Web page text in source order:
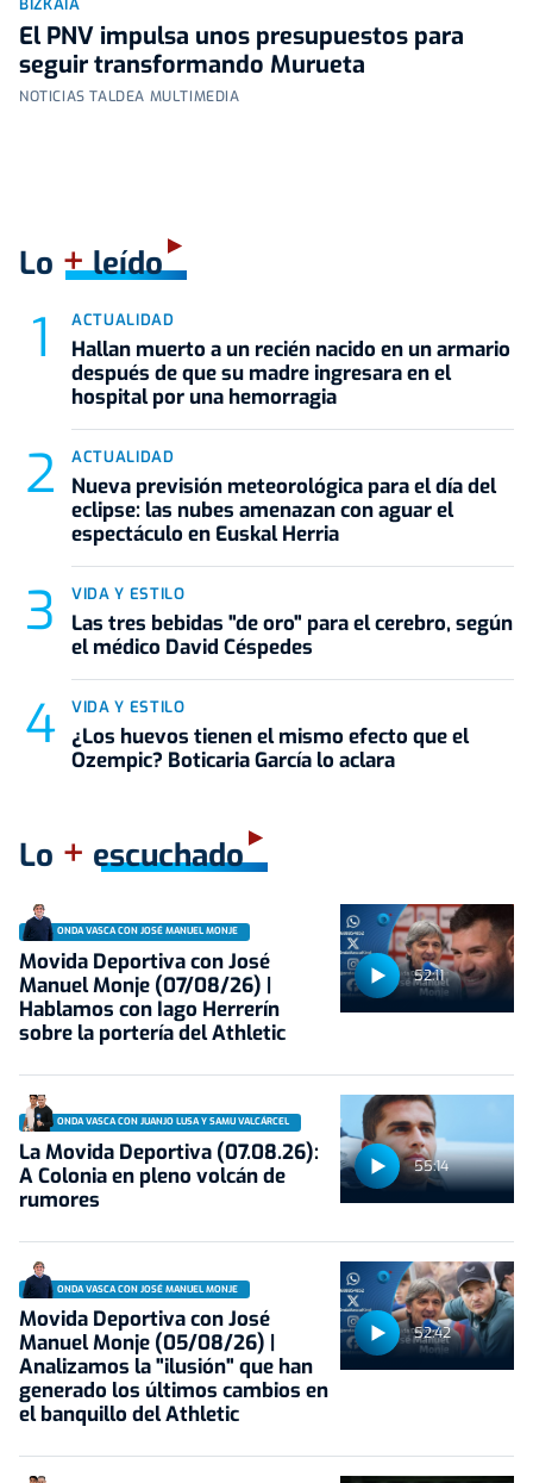
El PNV impulsa unos presupuestos para
seguir transformando Murueta
NOTICIAS TALDEA MULTIMEDIA
Lo +leído
ACTUALIDAD
Hallan muerto a un recién nacido en un armario
después de que su madre ingresara en el
hospital por una hemorragia
ACTUALIDAD
Nueva previsión meteorológica para el día del
eclipse: las nubes amenazan con aguar el
espectáculo en Euskal Herria
VIDA Y ESTILO
Las tres bebidas "de oro" para el cerebro, según
el médico David Céspedes
VIDA Y ESTILO
¿Los huevos tienen el mismo efecto que el
Ozempic? Boticaria García lo aclara
Lo + escuchado
52:11
ONDA VASCA CON JOSÉ MANUEL MONJE
Movida Deportiva con José
Manuel Monje (07/08/26) |
Hablamos con Iago Herrerín
sobre la portería del Athletic
55:14
ONDA VASCA CON JUANJO LUSA Y SAMU VALCÁRCEL
La Movida Deportiva (07.08.26):
A Colonia en pleno volcán de
rumores
52:42
ONDA VASCA CON JOSÉ MANUEL MONJE
Movida Deportiva con José
Manuel Monje (05/08/26) |
Analizamos la "ilusión" que han
generado los últimos cambios en
el banquillo del Athletic